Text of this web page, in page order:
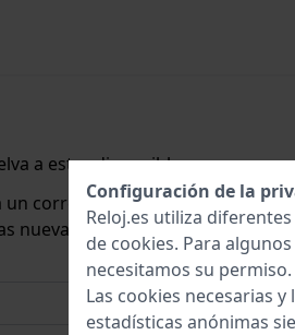
a estar disponible.
correo electrónico cuando lo
nuevas existencias.
Configuración de la
Reloj.es utiliza
de cookies. Para
necesitamos su permiso.
Las cookies necesarias y
estadísticas anónimas